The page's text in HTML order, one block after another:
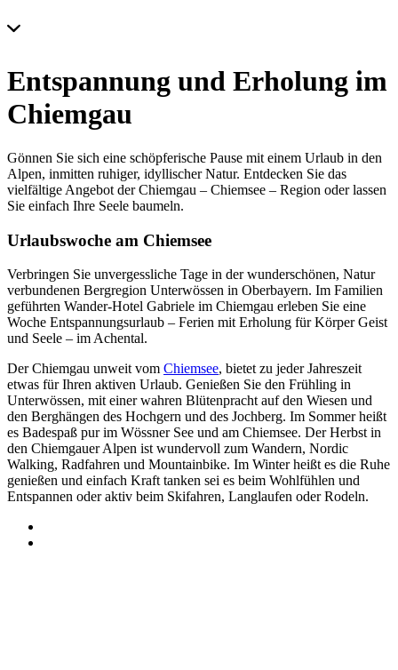
Entspannung und Erholung im
Chiemgau
Gönnen Sie sich eine schöpferische Pause mit einem Urlaub in den
Alpen, inmitten ruhiger, idyllischer Natur. Entdecken Sie das
vielfältige Angebot der Chiemgau – Chiemsee – Region oder lassen
Sie einfach Ihre Seele baumeln.
Urlaubswoche am Chiemsee
Verbringen Sie unvergessliche Tage in der wunderschönen, Natur
verbundenen Bergregion Unterwössen in Oberbayern. Im Familien
geführten Wander-Hotel Gabriele im Chiemgau erleben Sie eine
Woche Entspannungsurlaub – Ferien mit Erholung für Körper Geist
und Seele – im Achental.
Der Chiemgau unweit vom Chiemsee, bietet zu jeder Jahreszeit
etwas für Ihren aktiven Urlaub. Genießen Sie den Frühling in
Unterwössen, mit einer wahren Blütenpracht auf den Wiesen und
den Berghängen des Hochgern und des Jochberg. Im Sommer heißt
es Badespaß pur im Wössner See und am Chiemsee. Der Herbst in
den Chiemgauer Alpen ist wundervoll zum Wandern, Nordic
Walking, Radfahren und Mountainbike. Im Winter heißt es die Ruhe
genießen und einfach Kraft tanken sei es beim Wohlfühlen und
Entspannen oder aktiv beim Skifahren, Langlaufen oder Rodeln.